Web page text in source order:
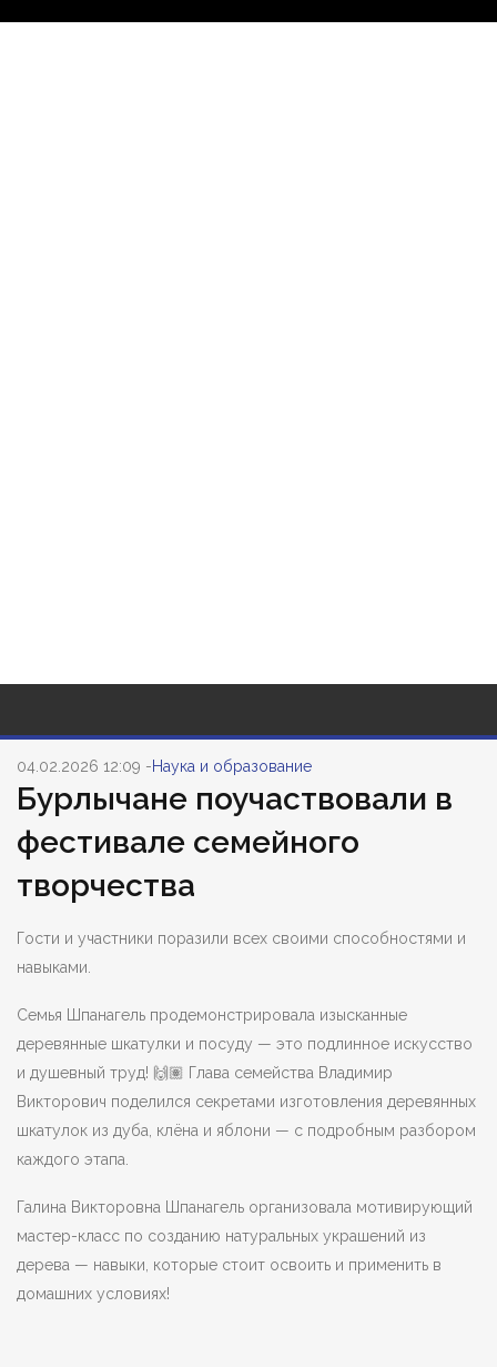
04.02.2026 12:09 -Наука и образование
Бурлычане поучаствовали в
фестивале семейного
творчества
Гости и участники поразили всех своими способностями и
навыками.
Семья Шпанагель продемонстрировала изысканные
деревянные шкатулки и посуду — это подлинное искусство
и душевный труд! 🙌🏽 Глава семейства Владимир
Викторович поделился секретами изготовления деревянных
шкатулок из дуба, клёна и яблони — с подробным разбором
каждого этапа.
Галина Викторовна Шпанагель организовала мотивирующий
мастер-класс по созданию натуральных украшений из
дерева — навыки, которые стоит освоить и применить в
домашних условиях!